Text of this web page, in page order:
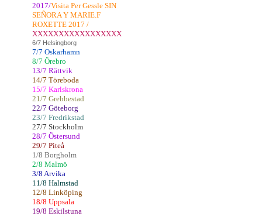
2017/Visita Per Gessle SIN
SEÑORA Y MARIE.F
ROXETTE 2017 /
XXXXXXXXXXXXXXXXX
6/7 Helsingborg
7/7 Oskarhamn
8/7 Örebro
13/7 Rättvik
14/7 Töreboda
15/7 Karlskrona
21/7 Grebbestad
22/7 Göteborg
23/7 Fredrikstad
27/7 Stockholm
28/7 Östersund
29/7 Piteå
1/8 Borgholm
2/8 Malmö
3/8 Arvika
11/8 Halmstad
12/8 Linköping
18/8 Uppsala
19/8 Eskilstuna